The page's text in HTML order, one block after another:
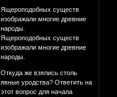
Ящероподобных существ
изображали многие древние
народы.
Ящероподобных существ
изображали многие древние
народы.
Откуда же взялись столь
явные уродства? Ответить на
этот вопрос для начала